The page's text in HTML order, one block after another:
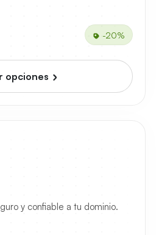
-20%
opciones
y confiable a tu dominio.